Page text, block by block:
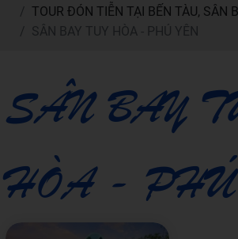
TOUR ĐÓN TIỄN TẠI BẾN TÀU, SÂN
SÂN BAY TUY HÒA - PHÚ YÊN
SÂN BAY
HÒA -